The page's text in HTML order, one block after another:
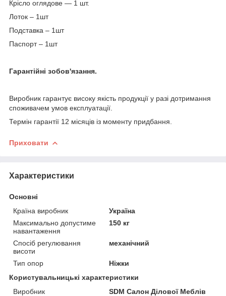
Крісло оглядове — 1 шт.
Лоток – 1шт
Подставка – 1шт
Паспорт – 1шт
Гарантійні зобов'язання.
Виробник гарантує високу якість продукції у разі дотримання
споживачем умов експлуатації.
Термін гарантії 12 місяців із моменту придбання.
Приховати
Характеристики
Основні
Країна виробник
Україна
Максимально допустиме
навантаження
150 кг
Спосіб регулювання
висоти
механічний
Тип опор
Ніжки
Користувальницькі характеристики
Виробник
SDM Салон Ділової Меблів